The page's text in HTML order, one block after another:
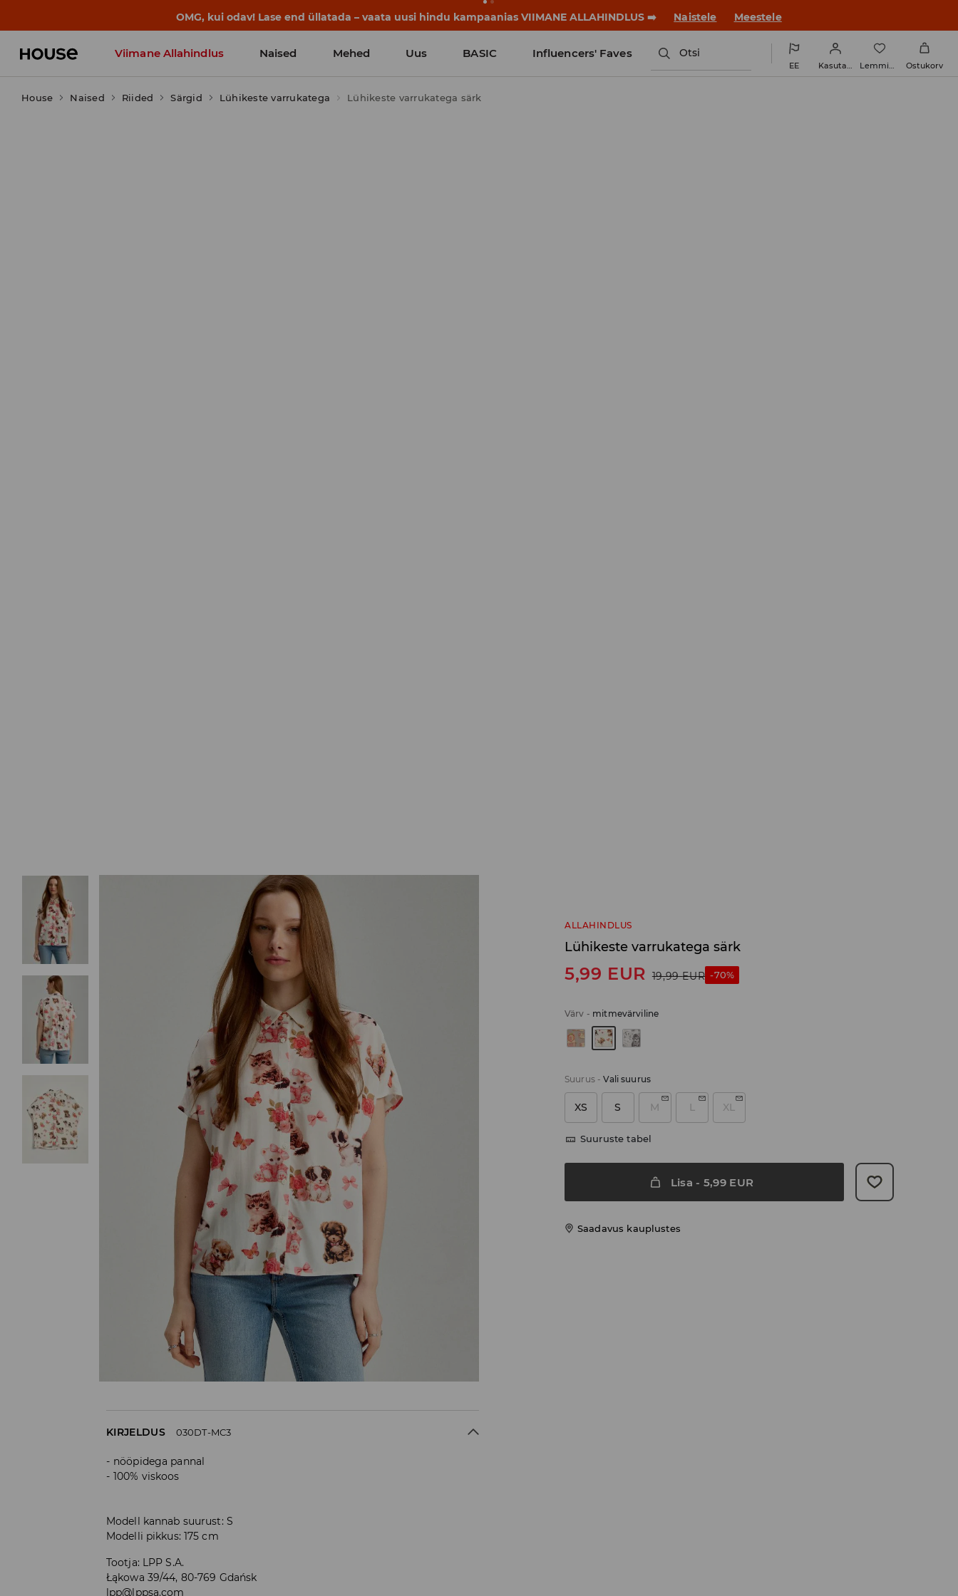
OMG, kui odav! Lase end üllatada – vaata uusi hindu kampaanias VIIMANE ALLAHINDLUS ➡️ Naistele Meestele
Viimane Allahindlus Naised Mehed Uus BASIC Influencers' Faves Otsi
EE Kasutaja Lemmikud Ostukorv
House Naised Riided Särgid Lühikeste varrukatega Lühikeste varrukatega särk
ALLAHINDLUS
Lühikeste varrukatega särk
5,99 EUR 19,99 EUR -70%
Värv - mitmevärviline
Suurus-Vali suurus
XS S M L XL
Suuruste tabel
Lisa - 5,99 EUR
Saadavus kauplustes
KIRJELDUS 030DT-MC3
nööpidega pannal
100% viskoos
Modell kannab suurust: S
Modelli pikkus: 175 cm
Tootja: LPP S.A.
Łąkowa 39/44, 80-769 Gdańsk
lpp@lppsa.com